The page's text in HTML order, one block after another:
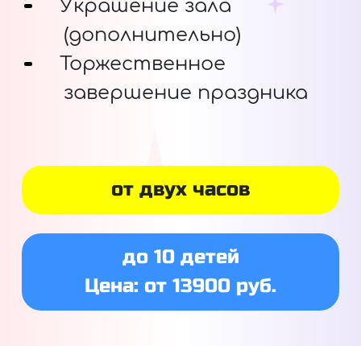
Украшение зала
(дополнительно)
Торжественное
завершение праздника
от двух часов
до 10 детей
Цена: от 13900 руб.